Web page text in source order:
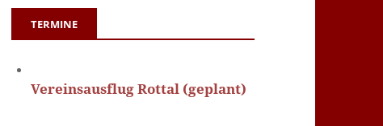
TERMINE
Vereinsausflug Rottal (geplant)